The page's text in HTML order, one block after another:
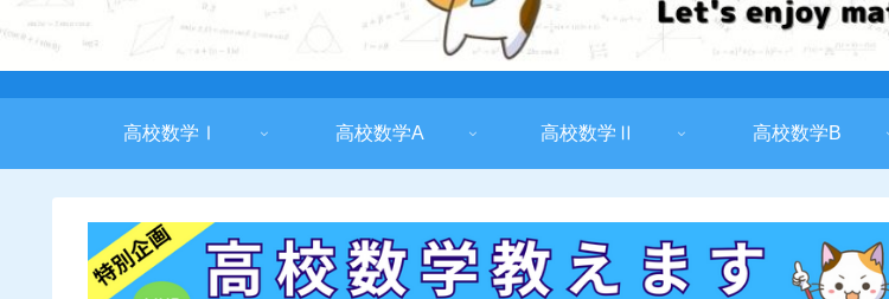
高校数学Ⅰ 高校数学A 高校数学Ⅱ 高校数学B